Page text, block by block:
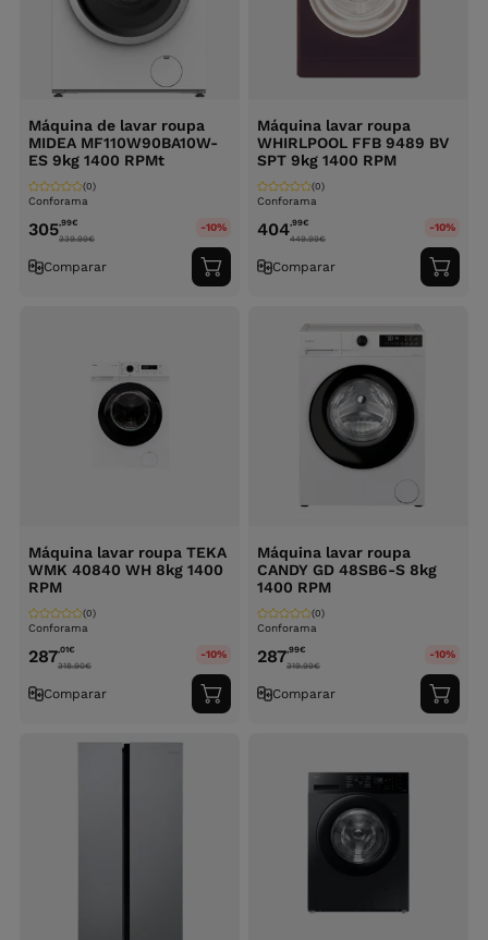
Máquina de lavar roupa
MIDEA MF110W90BA10W-
ES 9kg 1400 RPMt
Conforama
(0)
305,99€
339.99€
-10%
Comparar
Adicionar
ao
Máquina lavar roupa
WHIRLPOOL FFB 9489 BV
SPT 9kg 1400 RPM
Conforama
(0)
404,99€
449.99€
-10%
Comparar
ao
Máquina lavar roupa TEKA
WMK 40840 WH 8kg 1400
RPM
Conforama
(0)
287,01€
318.90€
-10%
Comparar
Adicionar
ao
Máquina lavar roupa
CANDY GD 48SB6-S 8kg
1400 RPM
Conforama
(0)
287,99€
319.99€
-10%
Comparar
ao